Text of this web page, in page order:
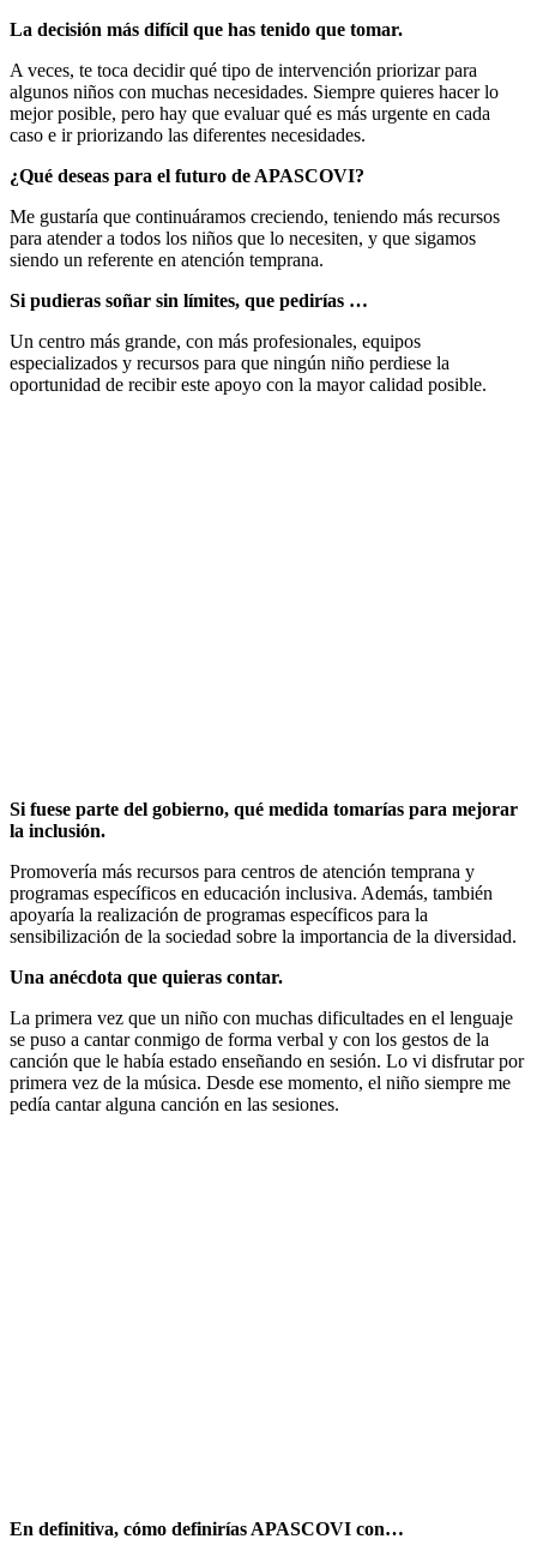
La decisión más difícil que has tenido que tomar.
A veces, te toca decidir qué tipo de intervención priorizar para
algunos niños con muchas necesidades. Siempre quieres hacer lo
mejor posible, pero hay que evaluar qué es más urgente en cada
caso e ir priorizando las diferentes necesidades.
¿Qué deseas para el futuro de APASCOVI?
Me gustaría que continuáramos creciendo, teniendo más recursos
para atender a todos los niños que lo necesiten, y que sigamos
siendo un referente en atención temprana.
Si pudieras soñar sin límites, que pedirías …
Un centro más grande, con más profesionales, equipos
especializados y recursos para que ningún niño perdiese la
oportunidad de recibir este apoyo con la mayor calidad posible.
Si fuese parte del gobierno, qué medida tomarías para mejorar
la inclusión.
Promovería más recursos para centros de atención temprana y
programas específicos en educación inclusiva. Además, también
apoyaría la realización de programas específicos para la
sensibilización de la sociedad sobre la importancia de la diversidad.
Una anécdota que quieras contar.
La primera vez que un niño con muchas dificultades en el lenguaje
se puso a cantar conmigo de forma verbal y con los gestos de la
canción que le había estado enseñando en sesión. Lo vi disfrutar por
primera vez de la música. Desde ese momento, el niño siempre me
pedía cantar alguna canción en las sesiones.
En definitiva, cómo definirías APASCOVI con…